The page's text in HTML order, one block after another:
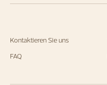
Kontaktieren Sie uns
FAQ